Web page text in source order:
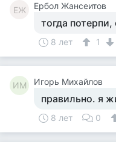
ЕЖ Ербол Жансеитов
тогда
8 лет 1
ИМ Игорь Михайлов
правильно. я
8 лет 0